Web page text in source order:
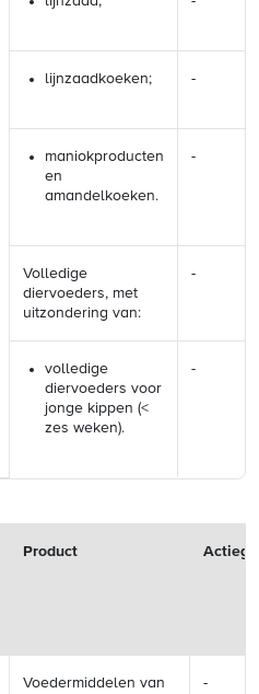
lijnzaadkoeken; -
maniokproducten
en
amandelkoeken.
-
Volledige
diervoeders, met
uitzondering van:
-
volledige
diervoeders voor
jonge kippen (<
zes weken).
-
Product
Voedermiddelen van
-